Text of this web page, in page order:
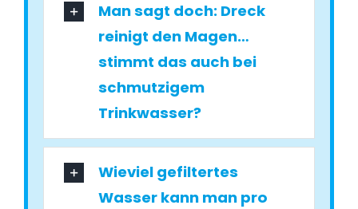
Man sagt doch: Dreck
reinigt den Magen…
stimmt das auch bei
schmutzigem
Trinkwasser?
Wieviel gefiltertes
Wasser kann man pro